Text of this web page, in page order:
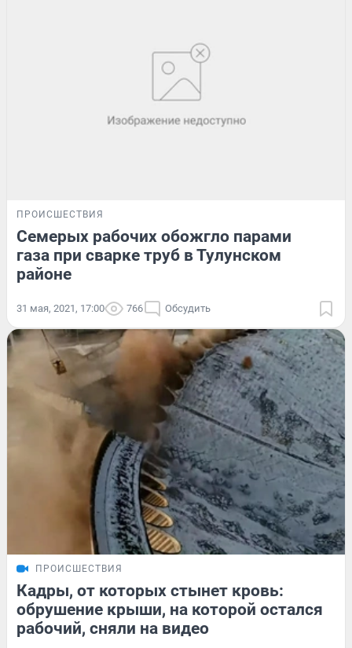
ПРОИСШЕСТВИЯ
Семерых рабочих обожгло парами
газа при сварке труб в Тулунском
районе
31 мая, 2021, 17:00 766 Обсудить
ПРОИСШЕСТВИЯ
Кадры, от которых стынет кровь:
обрушение крыши, на которой остался
рабочий, сняли на видео